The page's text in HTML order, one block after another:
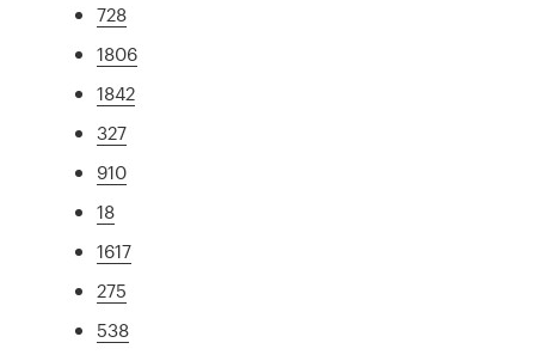
728
1806
1842
327
910
18
1617
275
538